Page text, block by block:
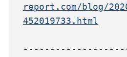
report.com/blog/
452019733.html